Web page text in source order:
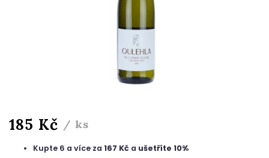
185 Kč / ks
Kupte 6 a více za 167 Kč a ušetříte 10%